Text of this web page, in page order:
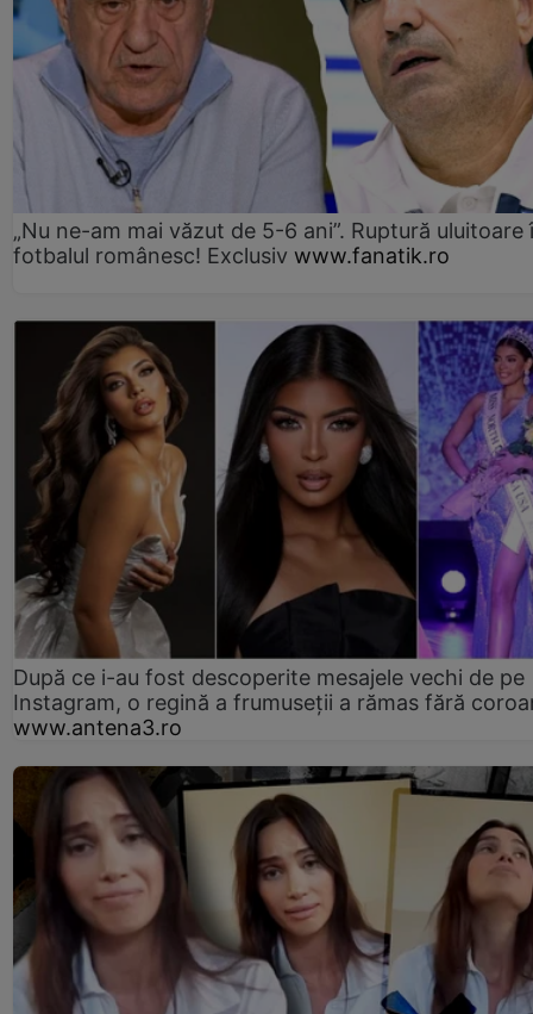
„Nu ne-am mai văzut de 5-6 ani”. Ruptură uluitoare
fotbalul românesc! Exclusiv www.fanatik.ro
După ce i-au fost descoperite mesajele vechi de pe
Instagram, o regină a frumuseții a rămas fără
www.antena3.ro